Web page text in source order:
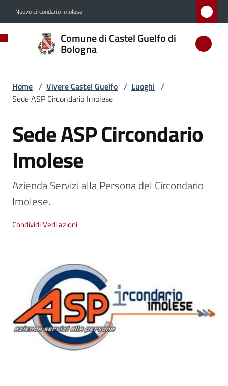
Nuovo circondario imolese
Comune di Castel Guelfo di
Bologna
Comune
di
di
Amministrazione
Novità
Menu selezionato
Home / Vivere Castel Guelfo / Luoghi /
Sede ASP Circondario Imolese
Salta al contenuto
Sede ASP Circondario
Imolese
Azienda Servizi alla Persona del Circondario
Imolese.
CondividiVedi azioni